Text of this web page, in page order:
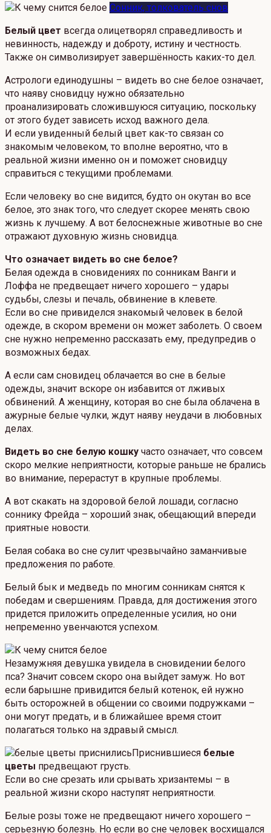
Сонник, толкователь снов
Белый цвет всегда олицетворял справедливость и
невинность, надежду и доброту, истину и честность.
Также он символизирует завершённость каких-то дел.
Астрологи единодушны – видеть во сне белое означает,
что наяву сновидцу нужно обязательно
проанализировать сложившуюся ситуацию, поскольку
от этого будет зависеть исход важного дела.
И если увиденный белый цвет как-то связан со
знакомым человеком, то вполне вероятно, что в
реальной жизни именно он и поможет сновидцу
справиться с текущими проблемами.
Если человеку во сне видится, будто он окутан во все
белое, это знак того, что следует скорее менять свою
жизнь к лучшему. А вот белоснежные животные во сне
отражают духовную жизнь сновидца.
Что означает видеть во сне белое?
Белая одежда в сновидениях по сонникам Ванги и
Лоффа не предвещает ничего хорошего – удары
судьбы, слезы и печаль, обвинение в клевете.
Если во сне привиделся знакомый человек в белой
одежде, в скором времени он может заболеть. О своем
сне нужно непременно рассказать ему, предупредив о
возможных бедах.
А если сам сновидец облачается во сне в белые
одежды, значит вскоре он избавится от лживых
обвинений. А женщину, которая во сне была облачена в
ажурные белые чулки, ждут наяву неудачи в любовных
делах.
Видеть во сне белую кошку часто означает, что совсем
скоро мелкие неприятности, которые раньше не брались
во внимание, перерастут в крупные проблемы.
А вот скакать на здоровой белой лошади, согласно
соннику Фрейда – хороший знак, обещающий впереди
приятные новости.
Белая собака во сне сулит чрезвычайно заманчивые
предложения по работе.
Белый бык и медведь по многим сонникам снятся к
победам и свершениям. Правда, для достижения этого
придется приложить определенные усилия, но они
непременно увенчаются успехом.
Незамужняя девушка увидела в сновидении белого
пса? Значит совсем скоро она выйдет замуж. Но вот
если барышне привидится белый котенок, ей нужно
быть осторожней в общении со своими подружками –
они могут предать, и в ближайшее время стоит
полагаться только на здравый смысл.
Приснившиеся белые
цветы предвещают грусть.
Если во сне срезать или срывать хризантемы – в
реальной жизни скоро наступят неприятности.
Белые розы тоже не предвещают ничего хорошего –
серьезную болезнь. Но если во сне человек восхищался